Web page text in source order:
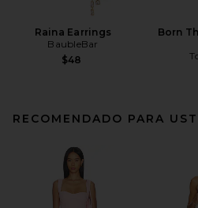
Raina Earrings
BaubleBar
$48
Born
RECOMENDADO PARA